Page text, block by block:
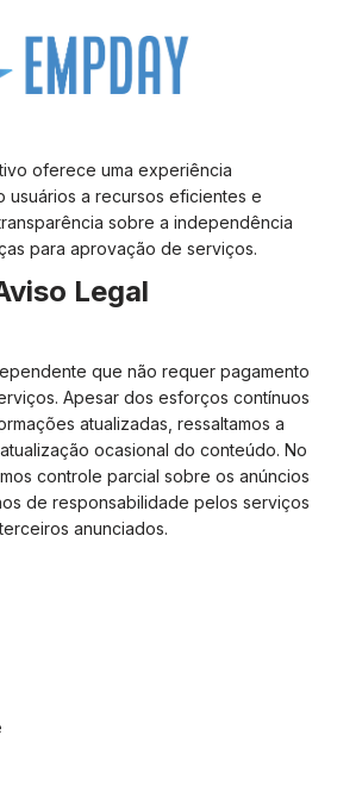
oferece uma experiência
usuários a recursos eficientes e
sobre a independência
para aprovação de serviços.
Legal
que não requer pagamento
Apesar dos esforços contínuos
atualizadas, ressaltamos a
ocasional do conteúdo. No
controle parcial sobre os anúncios
de responsabilidade pelos serviços
anunciados.